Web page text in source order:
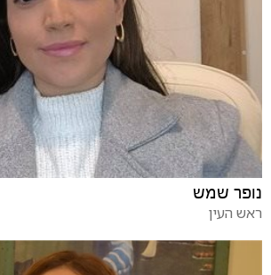
נופר שמש
ראש העין